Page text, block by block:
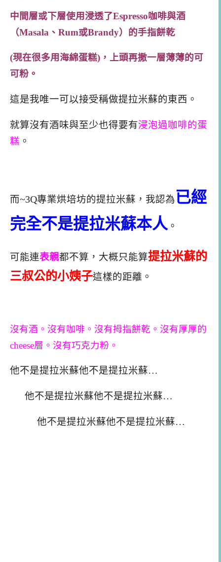
中間層或下層使用浸透了Espresso咖啡與酒
（Masala 、 Rum或Brandy）的手指餅乾
(現在很多用海綿蛋糕)， 上頭再撒一層薄薄的可
可粉。
這是我唯一可以接受稱做提拉米蘇的東西。
就算沒有酒味與至少也得要有浸泡過咖啡的蛋
糕 。
而~3Q專業烘培坊的提拉米蘇，我認為已經
完全不是提拉米蘇本人。
可能連表親都不算，大概只能算提拉米蘇的
三叔公的小姨子這樣的距離。
沒有酒。沒有咖啡。沒有拇指餅乾。沒有厚厚的
cheese層。沒有巧克力粉。
他不是提拉米蘇他不是提拉米蘇…
他不是提拉米蘇他不是提拉米蘇…
他不是提拉米蘇他不是提拉米蘇…